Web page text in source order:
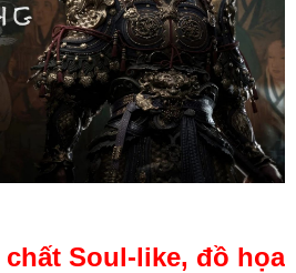
chất Soul-like, đồ họa